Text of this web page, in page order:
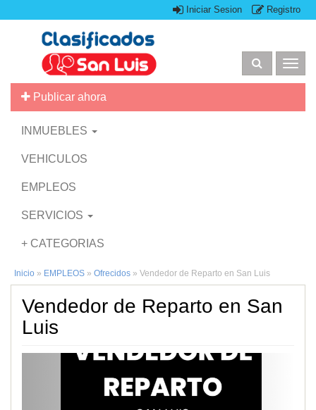
Iniciar Sesion Registro
Publicar ahora
INMUEBLES
VEHICULOS
EMPLEOS
SERVICIOS
+ CATEGORIAS
Inicio » EMPLEOS » Ofrecidos » Vendedor de Reparto en San Luis
Vendedor de Reparto en San
Luis